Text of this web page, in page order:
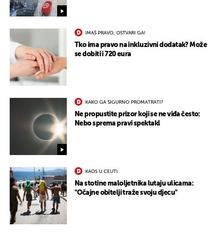
IMAŠ PRAVO, OSTVARI GA!
Tko ima pravo na inkluzivni dodatak? Može
se dobiti i 720 eura
KAKO GA SIGURNO PROMATRATI?
Ne propustite prizor koji se ne viđa često:
Nebo sprema pravi spektakl
KAOS U CEUTI
Na stotine maloljetnika lutaju ulicama:
"Očajne obitelji traže svoju djecu"